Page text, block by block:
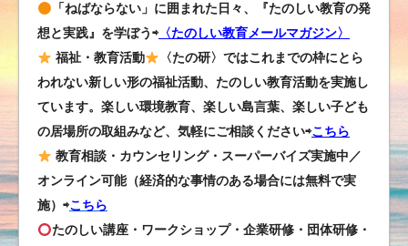
「ねばならない」に囲まれた日々、『たのしい教育の発
想と実践』を学ぼう⇨ 〈たのしい教育メールマガジン〉
福祉・教育活動
〈たの研〉ではこれまでの枠にとら
われない新しい形の福祉活動、たのしい教育活動を実施し
ています。楽しい環境教育、楽しい島言葉、楽しい子ども
の居場所の取組みなど、気軽にご相談ください⇨こちら
教育相談・カウンセリング・スーパーバイズ実施中／
オンライン可能（経済的な事情のある場合には無料で実
施）⇨こちら
たのしい講座・ワークショップ・企業研修・団体研修・